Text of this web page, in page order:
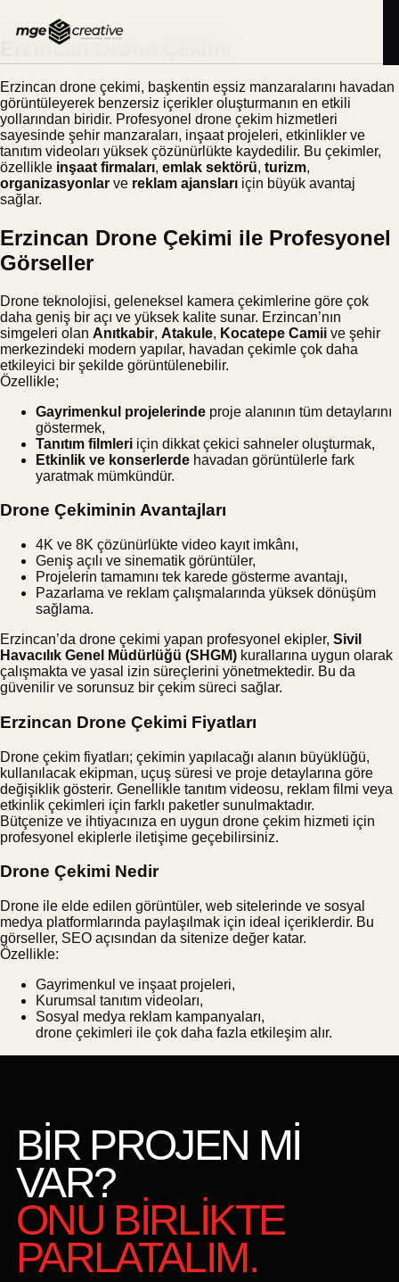
Erzincan Drone Çekimi
Erzincan drone çekimi, başkentin eşsiz manzaralarını havadan
görüntüleyerek benzersiz içerikler oluşturmanın en etkili
yollarından biridir. Profesyonel drone çekim hizmetleri
sayesinde şehir manzaraları, inşaat projeleri, etkinlikler ve
tanıtım videoları yüksek çözünürlükte kaydedilir. Bu çekimler,
özellikle inşaat firmaları, emlak sektörü, turizm,
organizasyonlar ve reklam ajansları için büyük avantaj
sağlar.
Erzincan Drone Çekimi ile Profesyonel
Görseller
Drone teknolojisi, geleneksel kamera çekimlerine göre çok
daha geniş bir açı ve yüksek kalite sunar. Erzincan’nın
simgeleri olan Anıtkabir, Atakule, Kocatepe Camii ve şehir
merkezindeki modern yapılar, havadan çekimle çok daha
etkileyici bir şekilde görüntülenebilir.
Özellikle;
Gayrimenkul projelerinde proje alanının tüm detaylarını
göstermek,
Tanıtım filmleri için dikkat çekici sahneler oluşturmak,
Etkinlik ve konserlerde havadan görüntülerle fark
yaratmak mümkündür.
Drone Çekiminin Avantajları
4K ve 8K çözünürlükte video kayıt imkânı,
Geniş açılı ve sinematik görüntüler,
Projelerin tamamını tek karede gösterme avantajı,
Pazarlama ve reklam çalışmalarında yüksek dönüşüm
sağlama.
Erzincan’da drone çekimi yapan profesyonel ekipler, Sivil
Havacılık Genel Müdürlüğü (SHGM) kurallarına uygun olarak
çalışmakta ve yasal izin süreçlerini yönetmektedir. Bu da
güvenilir ve sorunsuz bir çekim süreci sağlar.
Erzincan Drone Çekimi Fiyatları
Drone çekim fiyatları; çekimin yapılacağı alanın büyüklüğü,
kullanılacak ekipman, uçuş süresi ve proje detaylarına göre
değişiklik gösterir. Genellikle tanıtım videosu, reklam filmi veya
etkinlik çekimleri için farklı paketler sunulmaktadır.
Bütçenize ve ihtiyacınıza en uygun drone çekim hizmeti için
profesyonel ekiplerle iletişime geçebilirsiniz.
Drone Çekimi Nedir
Drone ile elde edilen görüntüler, web sitelerinde ve sosyal
medya platformlarında paylaşılmak için ideal içeriklerdir. Bu
görseller, SEO açısından da sitenize değer katar.
Özellikle:
Gayrimenkul ve inşaat projeleri,
Kurumsal tanıtım videoları,
Sosyal medya reklam kampanyaları,
drone çekimleri ile çok daha fazla etkileşim alır.
BİR PROJEN Mİ
VAR?
ONU BİRLİKTE
PARLATALIM.